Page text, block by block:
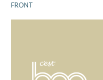
FRONT